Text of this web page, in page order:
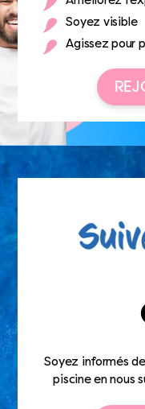
Soyez visible
Agissez pour
Soyez informés
piscine en nous